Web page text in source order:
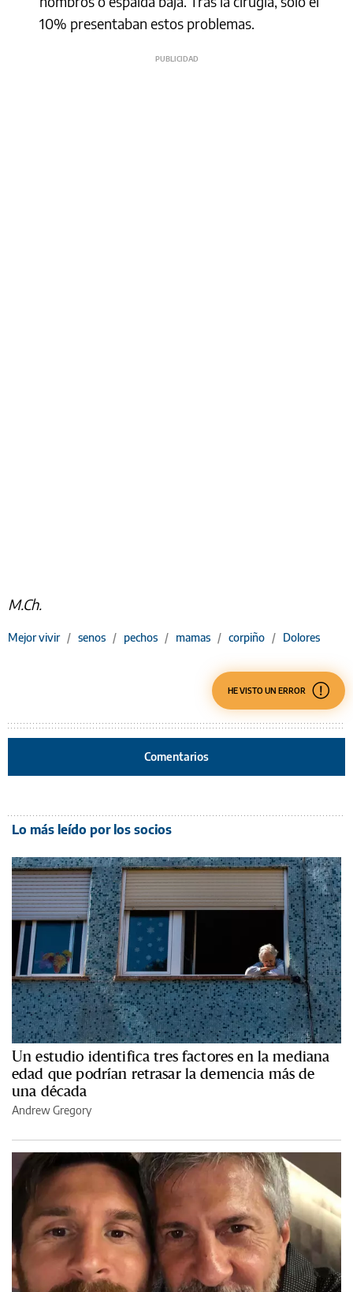
10% presentaban estos problemas.
M.Ch.
Mejor vivir / senos / pechos / mamas / corpiño / Dolores
HE VISTO UN ERROR
Comentarios
Lo más leído por los socios
Un estudio identifica tres factores en la mediana
edad que podrían retrasar la demencia más de
una década
Andrew Gregory